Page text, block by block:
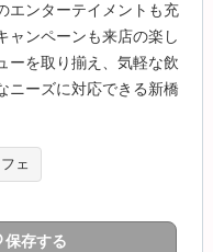
エンターテイメントも充
ャンペーンも来店の楽し
ーを取り揃え、気軽な飲
ニーズに対応できる新橋
ェ
保存する